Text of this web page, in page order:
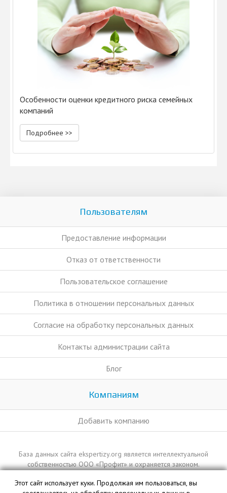
Особенности оценки кредитного риска семейных
компаний
Подробнее >>
Пользователям
Предоставление информации
Отказ от ответственности
Пользовательское соглашение
Политика в отношении персональных данных
Согласие на обработку персональных данных
Контакты администрации сайта
Блог
Компаниям
Добавить компанию
База данных сайта ekspertizy.org является интеллектуальной
собственностью ООО «Профит» и охраняется законом.
Этот сайт использует куки. Продолжая им пользоваться, вы